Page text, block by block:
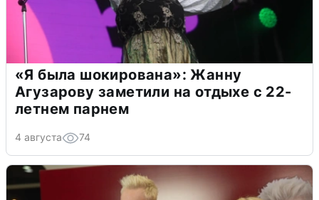
«Я была шокирована»: Жанну
Агузарову заметили на отдыхе с 22-
летнем парнем
4 августа 74